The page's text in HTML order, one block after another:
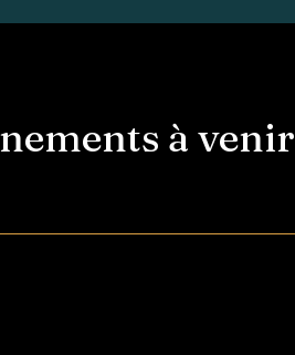
à venir